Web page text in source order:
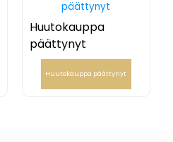
päättynyt
Huutokauppa
päättynyt
Huutokauppa päättynyt